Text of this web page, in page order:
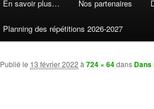
En savoir plus… Nos partenaires
Planning des répétitions 2026-2027
Publié le 13 février 2022 à 724 × 64dans Dans